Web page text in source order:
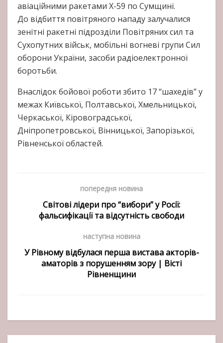
авіаційними ракетами Х-59 по Сумщині.
До відбиття повітряного нападу залучалися
зенітні ракетні підрозділи Повітряних сил та
Сухопутних військ, мобільні вогневі групи Сил
оборони України, засоби радіоелектронної
боротьби.
Внаслідок бойової роботи збито 17 “шахедів” у
межах Київської, Полтавської, Хмельницької,
Черкаської, Кіровоградської,
Дніпропетровської, Вінницької, Запорізької,
Рівненської областей.
попередня новина
Світові лідери про “вибори” у Росії:
фальсифікації та відсутність свободи
наступна новина
У Рівному відбулася перша вистава акторів-
аматорів з порушенням зору | Вісті
Рівненщини